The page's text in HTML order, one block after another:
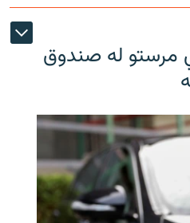
مرستو له صندوق